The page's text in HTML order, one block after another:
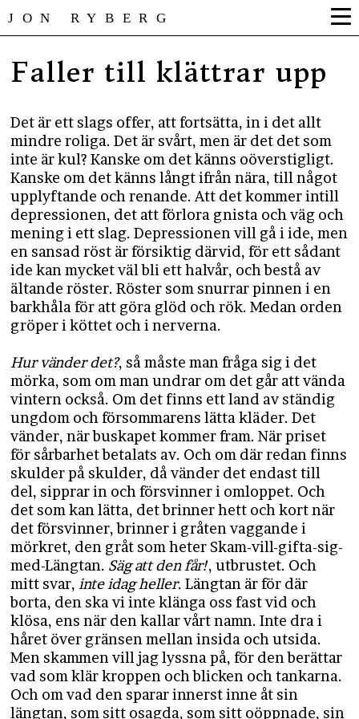
JON RYBERG
Faller till klättrar upp
Det är ett slags offer, att fortsätta, in i det allt
mindre roliga. Det är svårt, men är det det som
inte är kul? Kanske om det känns oöverstigligt.
Kanske om det känns långt ifrån nära, till något
upplyftande och renande. Att det kommer intill
depressionen, det att förlora gnista och väg och
mening i ett slag. Depressionen vill gå i ide, men
en sansad röst är försiktig därvid, för ett sådant
ide kan mycket väl bli ett halvår, och bestå av
ältande röster. Röster som snurrar pinnen i en
barkhåla för att göra glöd och rök. Medan orden
gröper i köttet och i nerverna.
Hur vänder det?, så måste man fråga sig i det
mörka, som om man undrar om det går att vända
vintern också. Om det finns ett land av ständig
ungdom och försommarens lätta kläder. Det
vänder, när buskapet kommer fram. När priset
för sårbarhet betalats av. Och om där redan finns
skulder på skulder, då vänder det endast till
del, sipprar in och försvinner i omloppet. Och
det som kan lätta, det brinner hett och kort när
det försvinner, brinner i gråten vaggande i
mörkret, den gråt som heter Skam-vill-gifta-sig-
med-Längtan. Säg att den får!, utbrustet. Och
mitt svar, inte idag heller. Längtan är för där
borta, den ska vi inte klänga oss fast vid och
klösa, ens när den kallar vårt namn. Inte dra i
håret över gränsen mellan insida och utsida.
Men skammen vill jag lyssna på, för den berättar
vad som klär kroppen och blicken och tankarna.
Och om vad den sparar innerst inne åt sin
längtan, som sitt osagda, som sitt oöppnade, sin